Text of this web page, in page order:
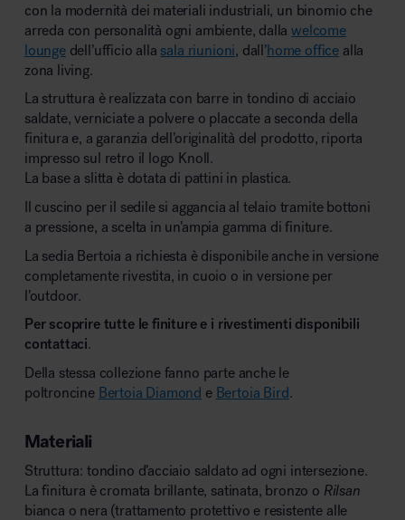
con la modernità dei materiali industriali, un binomio che
arreda con personalità ogni ambiente, dallawelcome
loungedell’ufficio alla sala riunioni, dall’home office alla
zona living.
La struttura è realizzata con barre in tondino di acciaio
saldate, verniciate a polvere o placcate a seconda della
finitura e, a garanzia dell’originalità del prodotto, riporta
impresso sul retro il logo Knoll.
La base a slitta è dotata di pattini in plastica.
Il cuscino per il sedile si aggancia al telaio tramite bottoni
a pressione, a scelta in un’ampia gamma di finiture.
La sedia Bertoia a richiesta è disponibile anche in versione
completamente rivestita, in cuoio o in versione per
l’outdoor.
Per scoprire tutte le finiture e i rivestimenti disponibili
contattaci.
Della stessa collezione fanno parte anche le
poltroncine Bertoia Diamond e Bertoia Bird.
Materiali
Struttura: tondino d’acciaio saldato ad ogni intersezione.
La finitura è cromata brillante, satinata, bronzo o Rilsan
bianca o nera (trattamento protettivo e resistente alle